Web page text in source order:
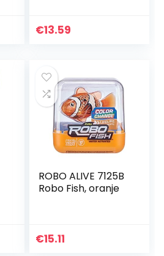
€13.59
ROBO ALIVE 7125B
Robo Fish, oranje
€15.11